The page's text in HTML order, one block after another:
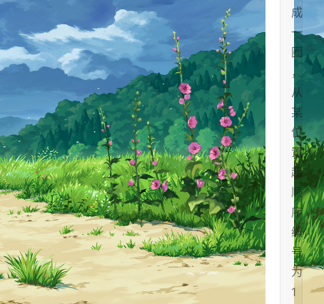
成
一
圈
，
从
某
位
置
起
顺
序
编
号
为
1